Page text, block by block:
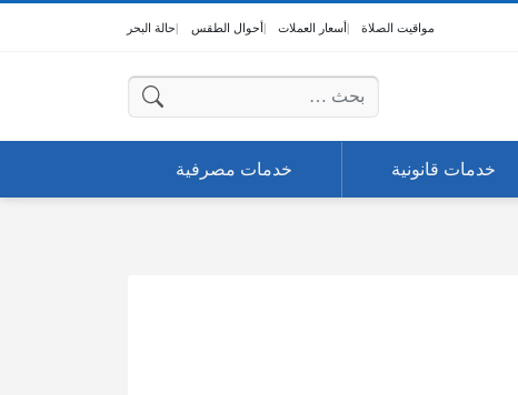
مواقيت الصلاة أسعار العملات أحوال الطقس حالة البحر
البحث عن:
خدمات قانونية خدمات مصرفية